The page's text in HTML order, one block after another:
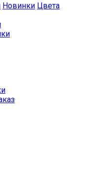
Новинки Цвета